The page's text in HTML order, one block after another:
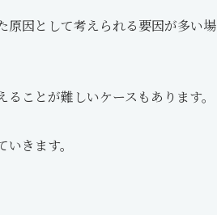
原因として考えられる要因が多い場
ことが難しいケースもあります。
きます。